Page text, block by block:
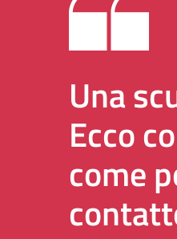
Una
Ecco
come